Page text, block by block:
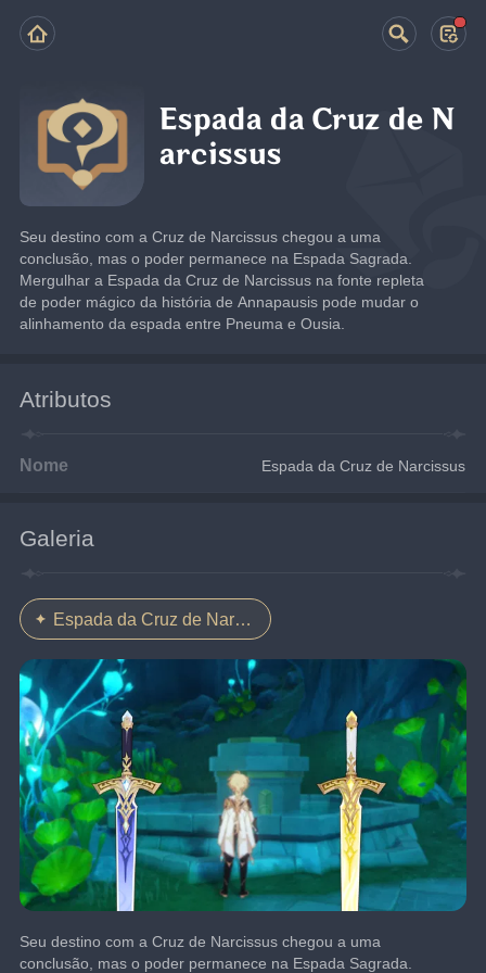
Espada da Cruz de N
arcissus
Seu destino com a Cruz de Narcissus chegou a uma
conclusão, mas o poder permanece na Espada Sagrada.
Mergulhar a Espada da Cruz de Narcissus na fonte repleta
de poder mágico da história de Annapausis pode mudar o
alinhamento da espada entre Pneuma e Ousia.
Atributos
Nome Espada da Cruz de Narcissus
Galeria
Espada da Cruz de Narcissus
Seu destino com a Cruz de Narcissus chegou a uma
conclusão, mas o poder permanece na Espada Sagrada.